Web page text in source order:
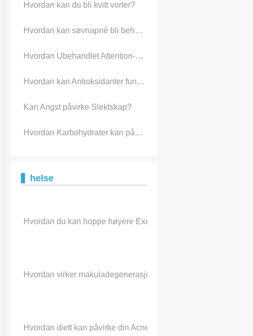
Hvordan kan du bli kvitt vorter?
Hvordan kan søvnapné bli behandlet?
Hvordan Ubehandlet Attention-Deficit /Hyperactivity (ADHD) kan påvirke Relationships
Hvordan kan Antioksidanter fungerer?
Kan Angst påvirke Slektskap?
Hvordan Karbohydrater kan påvirke Acne
helse
Hvordan du kan hoppe høyere Exercises
Hvordan virker makuladegenerasjon påvirke synet?
Hvordan diett kan påvirke din Acne